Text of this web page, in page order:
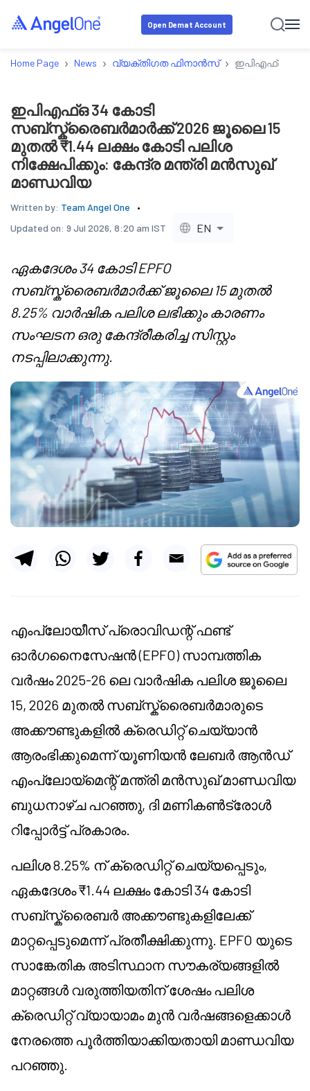
Open Demat Account
Home Page › News › വ്യക്തിഗത ഫിനാൻസ് › ഇപിഎഫ്ഒ 34
ഇപിഎഫ്ഒ 34 കോടി
സബ്സ്ക്രൈബർമാർക്ക് 2026 ജൂലൈ 15
മുതൽ ₹1.44 ലക്ഷം കോടി പലിശ
നിക്ഷേപിക്കും: കേന്ദ്ര മന്ത്രി മൻസുഖ്
മാണ്ഡവിയ
Written by: Team Angel One
Updated on: 9 Jul 2026, 8:20 am IST EN
ഏകദേശം 34 കോടി EPFO
സബ്സ്ക്രൈബർമാർക്ക് ജൂലൈ 15 മുതൽ
8.25% വാർഷിക പലിശ ലഭിക്കും കാരണം
സംഘടന ഒരു കേന്ദ്രീകരിച്ച സിസ്റ്റം
നടപ്പിലാക്കുന്നു.
എംപ്ലോയീസ് പ്രൊവിഡന്റ് ഫണ്ട്
ഓർഗനൈസേഷൻ (EPFO) സാമ്പത്തിക
വർഷം 2025-26 ലെ വാർഷിക പലിശ ജൂലൈ
15, 2026 മുതൽ സബ്സ്ക്രൈബർമാരുടെ
അക്കൗണ്ടുകളിൽ ക്രെഡിറ്റ് ചെയ്യാൻ
ആരംഭിക്കുമെന്ന് യൂണിയൻ ലേബർ ആൻഡ്
എംപ്ലോയ്മെന്റ് മന്ത്രി മൻസുഖ് മാണ്ഡവിയ
ബുധനാഴ്ച പറഞ്ഞു, ദി മണികൺട്രോൾ
റിപ്പോർട്ട് പ്രകാരം.
പലിശ 8.25% ന് ക്രെഡിറ്റ് ചെയ്യപ്പെടും,
ഏകദേശം ₹1.44 ലക്ഷം കോടി 34 കോടി
സബ്സ്ക്രൈബർ അക്കൗണ്ടുകളിലേക്ക്
മാറ്റപ്പെടുമെന്ന് പ്രതീക്ഷിക്കുന്നു. EPFO യുടെ
സാങ്കേതിക അടിസ്ഥാന സൗകര്യങ്ങളിൽ
മാറ്റങ്ങൾ വരുത്തിയതിന് ശേഷം പലിശ
ക്രെഡിറ്റ് വ്യായാമം മുൻ വർഷങ്ങളെക്കാൾ
നേരത്തെ പൂർത്തിയാക്കിയതായി മാണ്ഡവിയ
പറഞ്ഞു.